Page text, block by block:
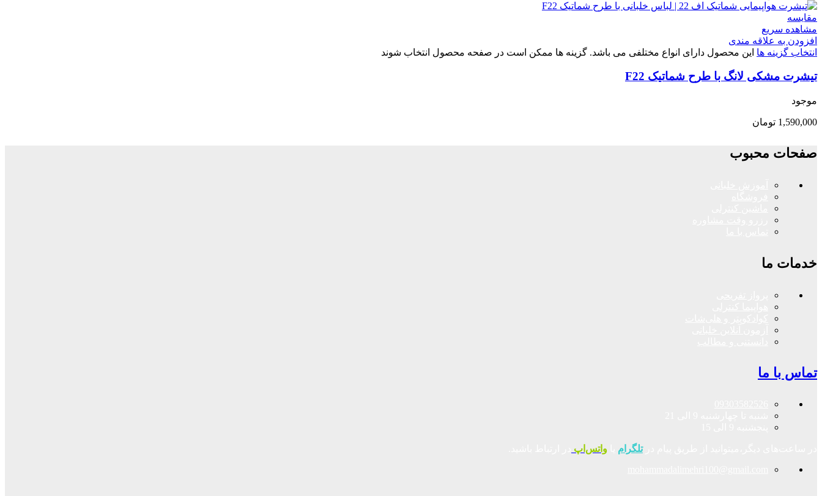
مقایسه
مشاهده سریع
افزودن به علاقه مندی
انتخاب گزینه ها این محصول دارای انواع مختلفی می باشد. گزینه ها ممکن است در صفحه محصول انتخاب شوند
تیشرت مشکی لانگ با طرح شماتیک F22
موجود
1,590,000 تومان
صفحات محبوب
خدمات ما
تماس با ما
در ساعت‌های دیگر،میتوانید از طریق پیام درتلگرام واتس‌اپ